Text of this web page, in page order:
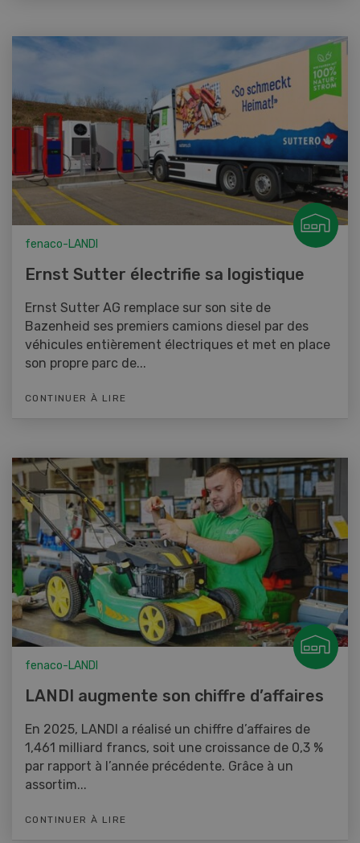
fenaco-LANDI
Ernst Sutter électrifie sa logistique
Ernst Sutter AG remplace sur son site de
Bazenheid ses premiers camions diesel par des
véhicules entièrement électriques et met en place
son propre parc de...
CONTINUER À LIRE
fenaco-LANDI
LANDI augmente son chiffre d’affaires
En 2025, LANDI a réalisé un chiffre d’affaires de
1,461 milliard francs, soit une croissance de 0,3 %
par rapport à l’année précédente. Grâce à un
assortim...
CONTINUER À LIRE